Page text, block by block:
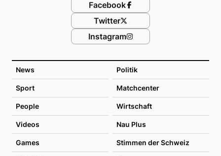
News Politik
Sport Matchcenter
People Wirtschaft
Videos Nau Plus
Games Stimmen der Schweiz
Facebook
Twitter
Instagram